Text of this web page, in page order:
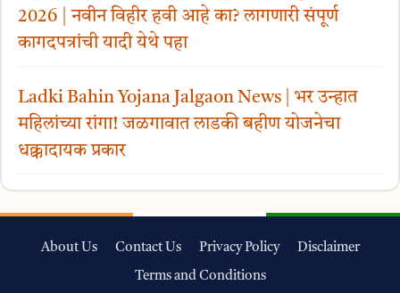
2026 | नवीन विहीर हवी आहे का? लागणारी संपूर्ण
कागदपत्रांची यादी येथे पहा
Ladki Bahin Yojana Jalgaon News | भर उन्हात
महिलांच्या रांगा! जळगावात लाडकी बहीण योजनेचा
धक्कादायक प्रकार
About Us Contact Us Privacy Policy Disclaimer
Terms and Conditions